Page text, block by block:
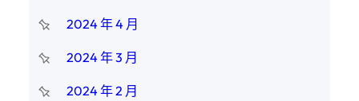
2024 年 4 月
2024 年 3 月
2024 年 2 月